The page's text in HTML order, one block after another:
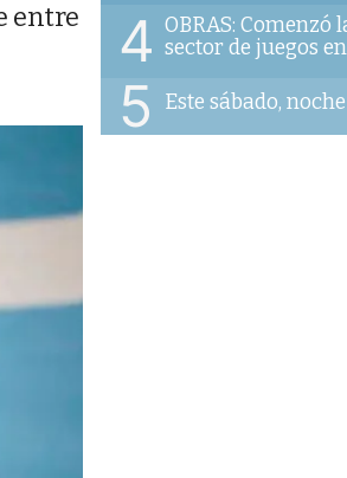
entre
4 OBRAS:
sector de juegos
5 Este sábado,